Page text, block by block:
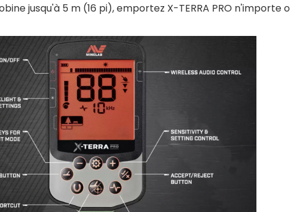
jusqu'à 5 m (16 pi), emportez X-TERRA PRO n'importe